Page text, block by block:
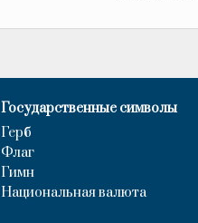
Государственные символы
Герб
Флаг
Гимн
Национальная валюта